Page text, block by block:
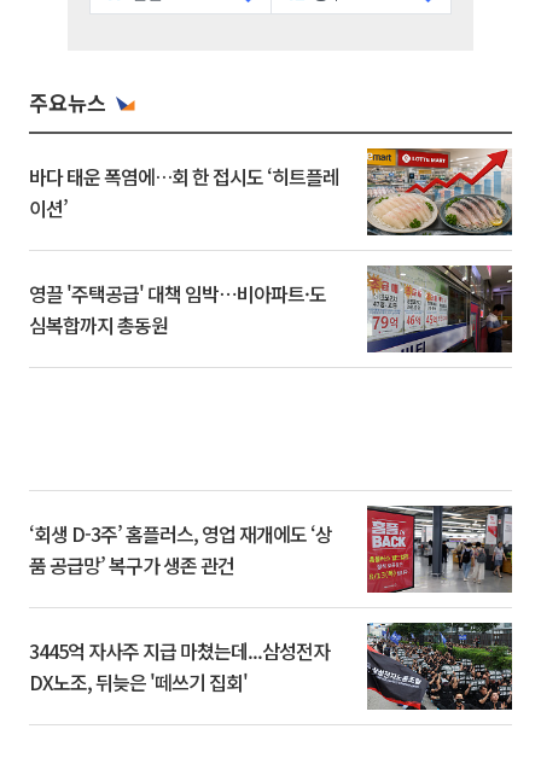
주요뉴스
바다 태운 폭염에…회 한 접시도 ‘히트플레
이션’
영끌 '주택공급' 대책 임박⋯비아파트·도
심복합까지 총동원
‘회생 D-3주’ 홈플러스, 영업 재개에도 ‘상
품 공급망’ 복구가 생존 관건
3445억 자사주 지급 마쳤는데...삼성전자
DX노조, 뒤늦은 '떼쓰기 집회'